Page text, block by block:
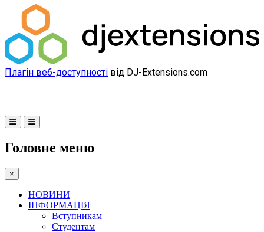
Плагін веб-доступності від DJ-Extensions.com
Головне меню
×
НОВИНИ
ІНФОРМАЦІЯ
Вступникам
Студентам